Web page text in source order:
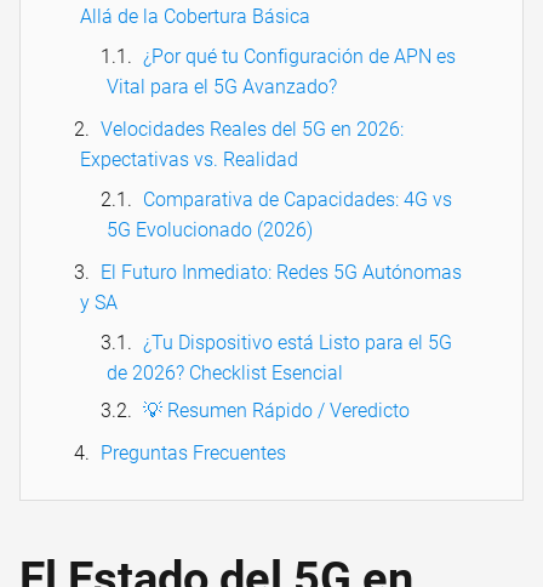
Allá de la Cobertura Básica
¿Por qué tu Configuración de APN es
Vital para el 5G Avanzado?
Velocidades Reales del 5G en 2026:
Expectativas vs. Realidad
Comparativa de Capacidades: 4G vs
5G Evolucionado (2026)
El Futuro Inmediato: Redes 5G Autónomas
y SA
¿Tu Dispositivo está Listo para el 5G
de 2026? Checklist Esencial
💡 Resumen Rápido / Veredicto
Preguntas Frecuentes